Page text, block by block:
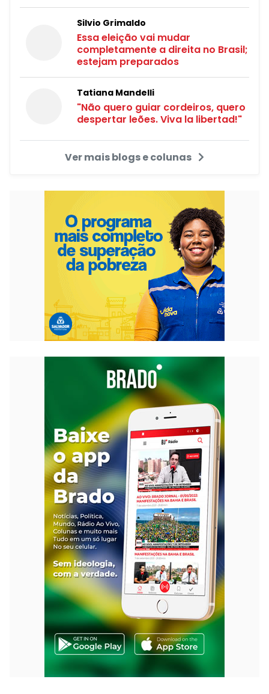
Silvio Grimaldo
Essa eleição vai mudar
completamente a direita no Brasil;
estejam preparados
Tatiana Mandelli
"Não quero guiar cordeiros, quero
despertar leões. Viva la libertad!"
Ver mais blogs e colunas